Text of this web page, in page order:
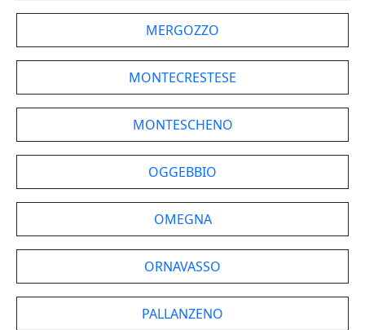
MERGOZZO
MONTECRESTESE
MONTESCHENO
OGGEBBIO
OMEGNA
ORNAVASSO
PALLANZENO